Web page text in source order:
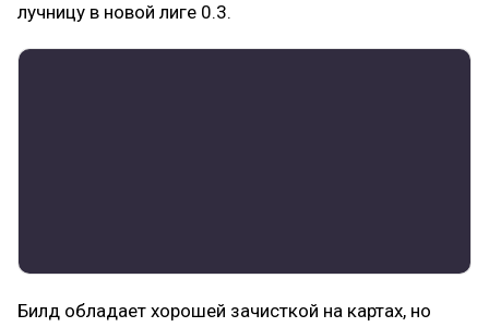
лучницу в новой лиге 0.3.
Билд обладает хорошей зачисткой на картах, но